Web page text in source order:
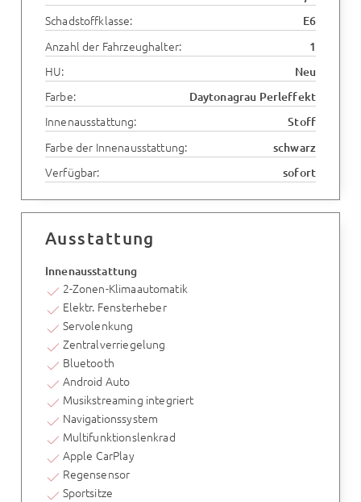
Schadstoffklasse: E6
Anzahl der Fahrzeughalter: 1
HU: Neu
Farbe: Daytonagrau Perleffekt
Innenausstattung: Stoff
Farbe der Innenausstattung: schwarz
Verfügbar: sofort
Ausstattung
Innenausstattung
2-Zonen-Klimaautomatik
Elektr. Fensterheber
Servolenkung
Zentralverriegelung
Bluetooth
Android Auto
Musikstreaming integriert
Navigationssystem
Multifunktionslenkrad
Apple CarPlay
Regensensor
Sportsitze